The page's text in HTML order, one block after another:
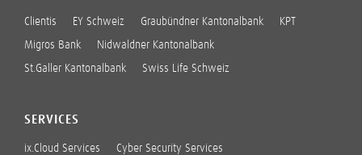
Clientis EY Schweiz Graubündner Kantonalbank KPT
Migros Bank Nidwaldner Kantonalbank
St.Galler Kantonalbank Swiss Life Schweiz
SERVICES
ix.Cloud Services Cyber Security Services